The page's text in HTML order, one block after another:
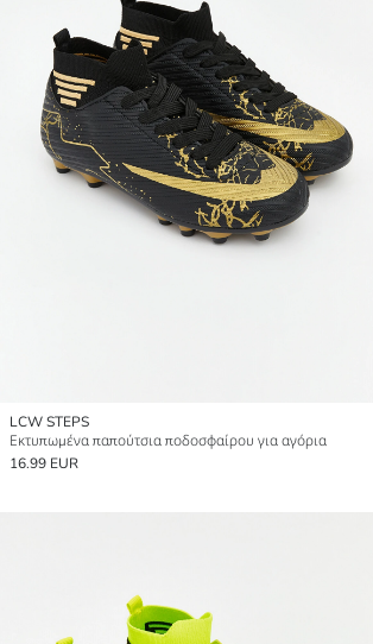
LCW STEPS
Εκτυπωμένα παπούτσια ποδοσφαίρου για αγόρια
16.99 EUR